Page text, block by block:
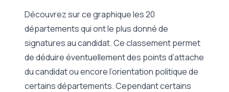
Découvrez sur ce graphique les 20
départements qui ont le plus donné de
signatures au candidat. Ce classement permet
de déduire éventuellement des points d’attache
du candidat ou encore l’orientation politique de
certains départements. Cependant certains